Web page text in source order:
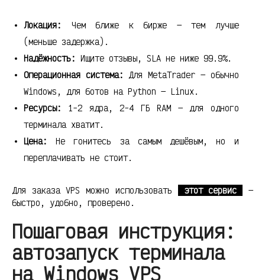
Локация:
Чем ближе к бирже — тем лучше
(меньше задержка).
Надёжность: Ищите отзывы, SLA не ниже 99.9%.
Операционная система: Для MetaTrader — обычно
Windows, для ботов на Python — Linux.
Ресурсы:
1-2 ядра, 2-4 ГБ RAM — для одного
терминала хватит.
Цена:
Не гонитесь за самым дешёвым, но и
переплачивать не стоит.
Для заказа VPS можно использовать этот сервис
—
быстро, удобно, проверено.
Пошаговая инструкция:
автозапуск терминала
на Windows VPS